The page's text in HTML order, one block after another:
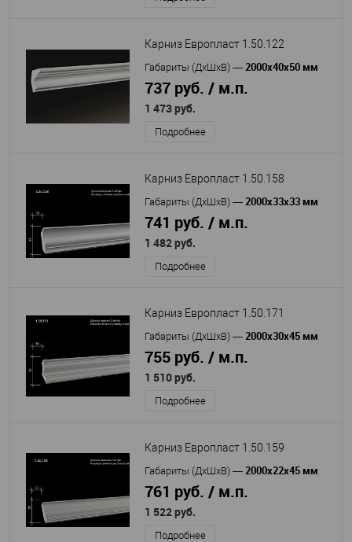
Карниз Европласт 1.50.122
Габариты (ДхШхВ) — 2000х40х50 мм
737 руб. / м.п.
1 473 руб.
Подробнее
Карниз Европласт 1.50.158
Габариты (ДхШхВ) — 2000х33х33 мм
741 руб. / м.п.
1 482 руб.
Подробнее
Карниз Европласт 1.50.171
Габариты (ДхШхВ) — 2000х30х45 мм
755 руб. / м.п.
1 510 руб.
Подробнее
Карниз Европласт 1.50.159
Габариты (ДхШхВ) — 2000х22х45 мм
761 руб. / м.п.
1 522 руб.
Подробнее